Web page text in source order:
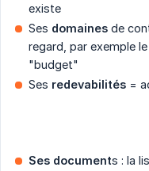
existe
Ses domaines de
regard, par exemple
"budget"
Ses redevabilités =
Ses documents : la